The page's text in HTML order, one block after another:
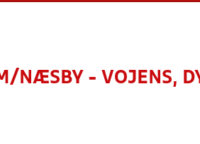
NÆSBY - VOJENS,